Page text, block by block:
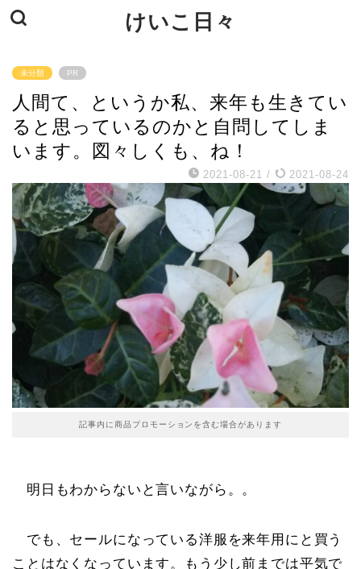
けいこ日々
未分類 PR
人間て、というか私、来年も生きてい
ると思っているのかと自問してしま
います。図々しくも、ね！
2021-08-21 / 2021-08-24
記事内に商品プロモーションを含む場合があります
明日もわからないと言いながら。。
でも、セールになっている洋服を来年用にと買う
ことはなくなっています。もう少し前までは平気で